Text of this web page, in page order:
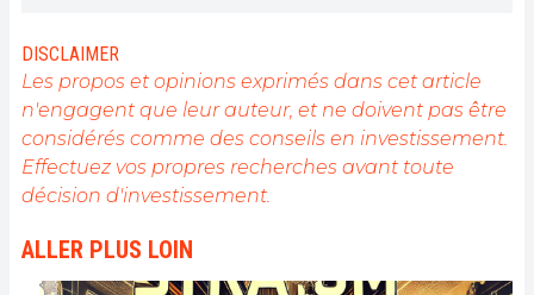
DISCLAIMER
Les propos et opinions exprimés dans cet article
n'engagent que leur auteur, et ne doivent pas être
considérés comme des conseils en investissement.
Effectuez vos propres recherches avant toute
décision d'investissement.
ALLER PLUS LOIN